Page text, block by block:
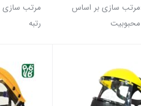
مرتب سازی بر اساس
محبوبیت
مرتب سازی
رتبه